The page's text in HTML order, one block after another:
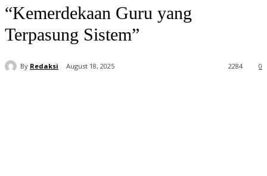
“Kemerdekaan Guru yang
Terpasung Sistem”
By Redaksi August 18, 2025 0
2284